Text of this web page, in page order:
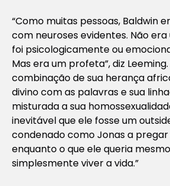
“Como muitas pessoas, Baldwin
com neuroses evidentes. Não
foi psicologicamente ou
Mas era um profeta”, diz
combinação de sua herança
divino com as palavras e sua
misturada a sua
inevitável que ele fosse um
condenado como Jonas a
enquanto o que ele queria
simplesmente viver a vida.”